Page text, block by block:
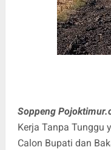
Soppeng
Kerja Tanpa Tunggu
Calon Bupati dan